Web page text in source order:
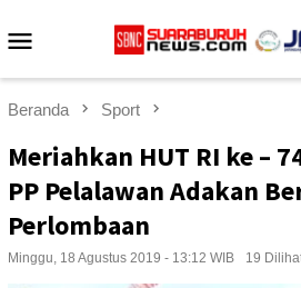
ke
Beranda Sport
Meriahkan HUT RI ke –
PP Pelalawan Adakan
Perlombaan
Minggu, 18 Agustus 2019 - 13:12 WIB 19